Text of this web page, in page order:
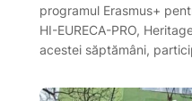
programul Erasmus+
HI-EURECA-PRO,
acestei săptămâni,